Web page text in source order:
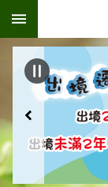
跳到主要內容區塊